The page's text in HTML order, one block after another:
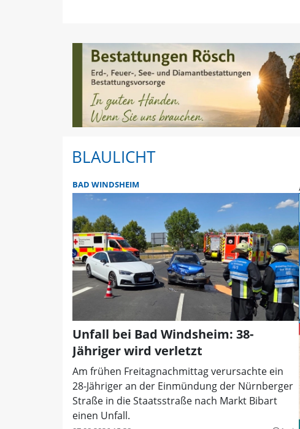
BLAULICHT
BAD WINDSHEIM
Unfall bei Bad Windsheim: 38-
Jähriger wird verletzt
Am frühen Freitagnachmittag verursachte ein
28-Jähriger an der Einmündung der Nürnberger
Straße in die Staatsstraße nach Markt Bibart
einen Unfall.